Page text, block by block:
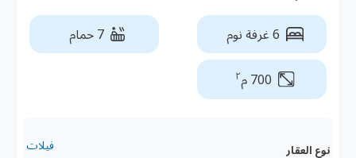
6 غرفة نوم 7 حمام
700 م ٢
نوع العقار فيلات